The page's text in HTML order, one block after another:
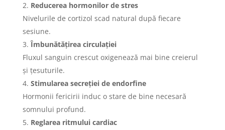
Reducerea hormonilor de stres
Nivelurile de cortizol scad natural după fiecare
sesiune.
Îmbunătățirea circulației
Fluxul sanguin crescut oxigenează mai bine creierul
și țesuturile.
Stimularea secreției de endorfine
Hormonii fericirii induc o stare de bine necesară
somnului profund.
Reglarea ritmului cardiac